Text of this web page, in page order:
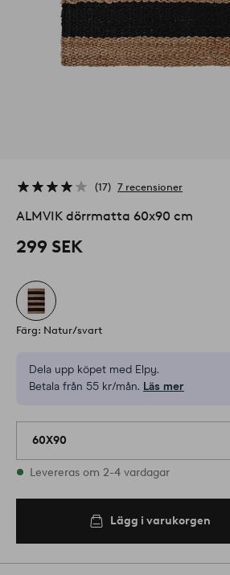
17 7 recensioner
ALMVIK dörrmatta 60x90 cm
299 SEK
Färg: Natur/svart
Dela upp köpet med Elpy.
Betala från 55 kr/mån. Läs mer
60X90
I lager
Levereras om 2-4 vardagar
Lägg i varukorgen